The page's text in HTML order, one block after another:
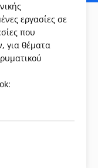
εργασίες σε
που
για θέματα